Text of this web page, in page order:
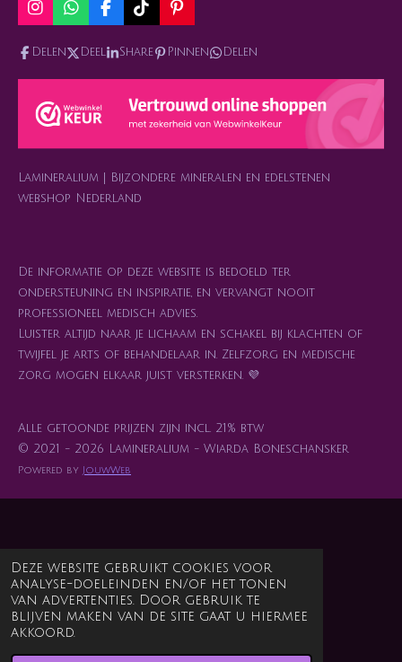
Deze website gebruikt cookies voor
analyse-doeleinden en/of het tonen
van advertenties. Door gebruik te
blijven maken van de site gaat u hiermee
akkoord.
I
s
a
r
a
W
a
t
s
p
p
F
c
e
b
T
k
o
P
n
e
e
s
Delen Deel Share Pinnen Delen
Lamineralium | Bijzondere mineralen en edelstenen
webshop Nederland
De informatie op deze website is bedoeld ter
ondersteuning en inspiratie, en vervangt nooit
professioneel medisch advies.
Luister altijd naar je lichaam en schakel bij klachten of
twijfel je arts of behandelaar in. Zelfzorg en medische
zorg mogen elkaar juist versterken. 💜
Alle getoonde prijzen zijn incl. 21% btw
© 2021 - 2026 Lamineralium - Wiarda Boneschansker
Powered by JouwWeb